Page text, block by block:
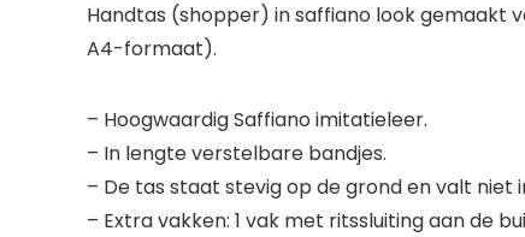
Handtas (shopper) in saffiano look gemaakt
A4-formaat).
– Hoogwaardig Saffiano imitatieleer.
– In lengte verstelbare bandjes.
– De tas staat stevig op de grond en valt niet
– Extra vakken: 1 vak met ritssluiting aan de